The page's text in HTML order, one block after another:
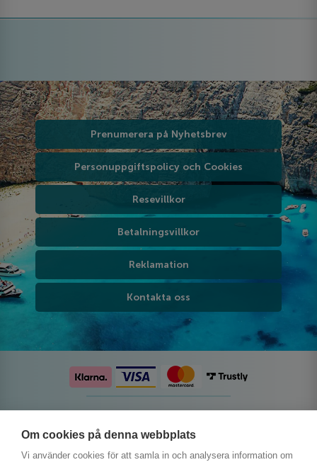
Om cookies på denna webbplats
Vi använder cookies för att samla in och analysera information om
Prenumerera på Nyhetsbrev
Personuppgiftspolicy och Cookies
Resevillkor
Betalningsvillkor
Reklamation
Kontakta oss